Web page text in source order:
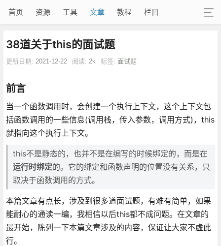
首页 资源 工具 文章 教程 栏目
38道关于this的面试题
更新日期: 2021-12-22 阅读: 2k 标签: 面试题
前言
当一个函数调用时，会创建一个执行上下文，这个上下文包
括函数调用的一些信息(调用栈，传入参数，调用方式)，this
就指向这个执行上下文。
this不是静态的，也并不是在编写的时候绑定的，而是在
运行时绑定的。它的绑定和函数声明的位置没有关系，只
取决于函数调用的方式。
本篇文章有点长，涉及到很多道面试题，有难有简单，如果
能耐心的通读一编，我相信以后this都不成问题。在文章的
最开始，陈列一下本篇文章涉及的内容，保证让大家不虚此
行。